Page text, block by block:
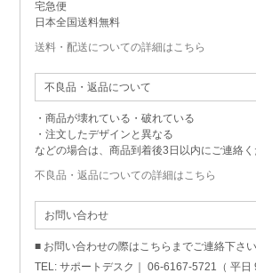
宅急便
日本全国送料無料
送料・配送についての詳細はこちら
不良品・返品について
・商品が壊れている・破れている
・注文したデザインと異なる
などの場合は、商品到着後3日以内にご連絡く
不良品・返品についての詳細はこちら
お問い合わせ
■ お問い合わせの際はこちらまでご連絡下さい
TEL: サポートデスク｜ 06-6167-5721（ 平日